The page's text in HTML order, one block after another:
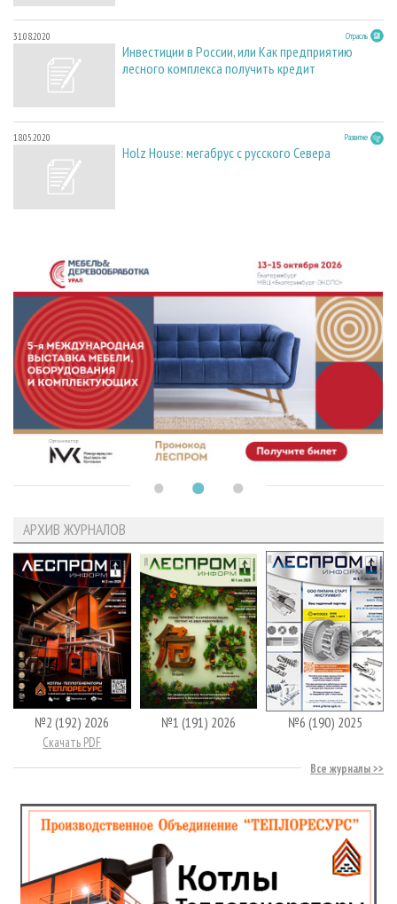
31.08.2020 Отрасль
Инвестиции в России, или Как предприятию
лесного комплекса получить кредит
18.05.2020 Развитие
Holz House: мегабрус с русского Севера
АРХИВ ЖУРНАЛОВ
№2 (192) 2026
Скачать PDF
№1 (191) 2026 №6 (190) 2025
Все журналы